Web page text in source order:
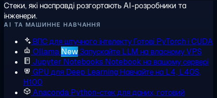
Стеки, які насправді розгортають AI-розробники та
інженери.
AI ТА МАШИННЕ НАВЧАННЯ
ВПС для штучного інтелектуГотові PyTorch і CUDA
Ollama NewЗапускайте LLM на власному VPS
Jupyter Notebooks Notebook на вашому сервері
GPU для Deep Learning Навчайте на L4, L40S,
H100
Anaconda Python-стек для даних, готовий